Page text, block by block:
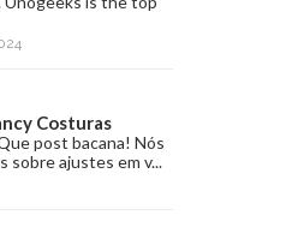
Costuras
post bacana! Nós
sobre ajustes em v...